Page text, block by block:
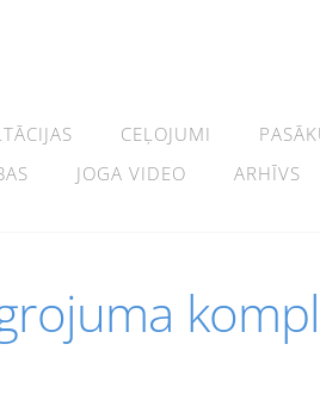
CEĻOJUMI
JOGA VIDEO ARHĪVS